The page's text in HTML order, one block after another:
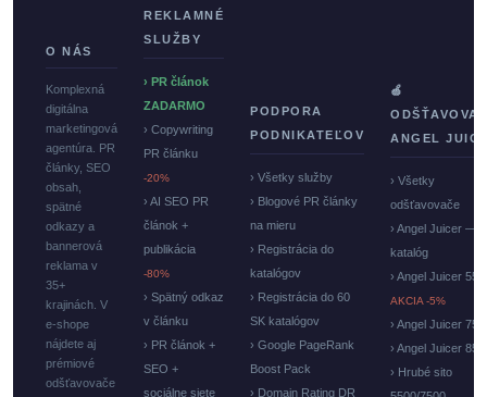
O NÁS
Komplexná
digitálna
marketingová
agentúra. PR
články, SEO
obsah,
spätné
odkazy a
bannerová
reklama v
35+
krajinách. V
e-shope
nájdete aj
prémiové
odšťavovače
REKLAMNÉ
SLUŽBY
› PR článok
ZADARMO
› Copywriting
PR článku
-20%
› AI SEO PR
článok +
publikácia
-80%
› Spätný odkaz
v článku
› PR článok +
SEO +
sociálne siete
PODPORA
PODNIKATEĽOV
› Všetky služby
› Blogové PR články
na mieru
› Registrácia do
katalógov
› Registrácia do 60
SK katalógov
› Google PageRank
Boost Pack
› Domain Rating DR
🍏
ANGEL
› Všetky
odšťavovače
› Angel Juicer —
katalóg
› Angel Juicer
AKCIA -5%
› Angel Juicer
› Angel Juicer
› Hrubé sito